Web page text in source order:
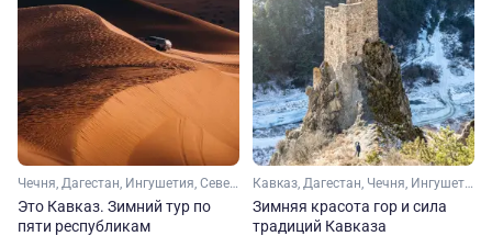
Чечня, Дагестан, Ингушетия, Северная Осетия, Кабардино-Балкария, Кавказ
Это Кавказ. Зимний тур по
пяти республикам
Кавказ, Дагестан, Чечня, Ингушетия, Северная Осетия
Зимняя красота гор и сила
традиций Кавказа